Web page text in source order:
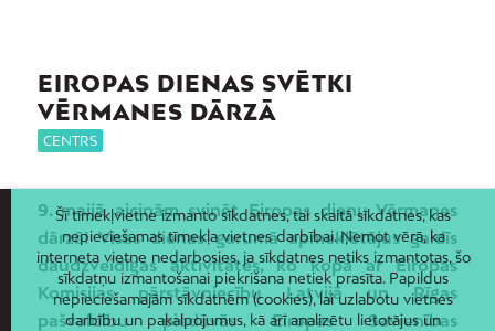
EIROPAS DIENAS SVĒTKI
VĒRMANES DĀRZĀ
CENTRS
9. maijā aicinām svinēt Eiropas dienu Vērmanes
dārzā! Visas dienas garumā apmeklētājus gaidīs
daudzveidīgas aktivitātes, ko kopā ar Eiropas
Komisijas pārstāvniecību Latvijā un Rīgas
pašvaldību piedāvās Eiropas Savienības
Šī tīmekļvietne izmanto sīkdatnes, tai skaitā sīkdatnes, kas
nepieciešamas tīmekļa vietnes darbībai. Ņemot vērā, ka
interneta vietne nedarbosies, ja sīkdatnes netiks izmantotas, šo
sīkdatņu izmantošanai piekrišana netiek prasīta. Papildus
nepieciešamajām sīkdatnēm (cookies), lai uzlabotu vietnes
darbību un pakalpojumus, kā arī analizētu lietotājus un